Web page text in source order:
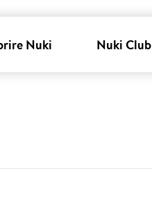
Nuki Nuki Club